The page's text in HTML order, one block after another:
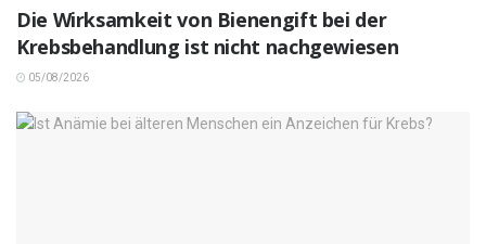
Die Wirksamkeit von Bienengift bei der
Krebsbehandlung ist nicht nachgewiesen
05/08/2026